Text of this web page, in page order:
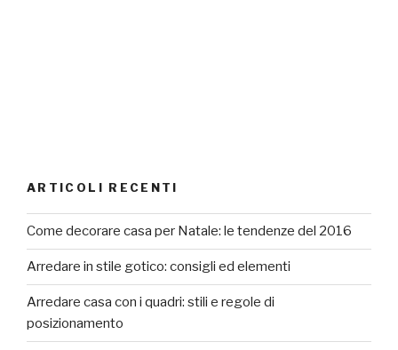
ARTICOLI RECENTI
Come decorare casa per Natale: le tendenze del 2016
Arredare in stile gotico: consigli ed elementi
Arredare casa con i quadri: stili e regole di
posizionamento